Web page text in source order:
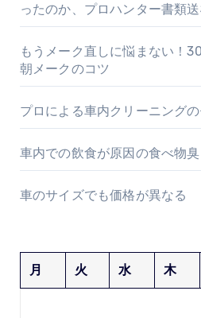
ったのか、プロハンター書類
もうメーク直しに悩まない！
朝メークのコツ
プロによる車内クリーニング
車内での飲食が原因の食べ物臭
車のサイズでも価格が異なる
月 火 水 木